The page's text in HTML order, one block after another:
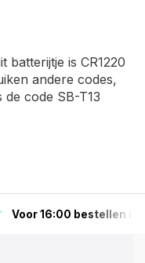
batterijtje is CR1220
andere codes,
code SB-T13
Voor 16:00 bestellen is